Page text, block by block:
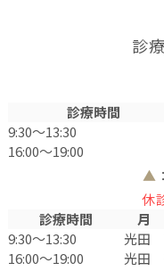
診
診療時間
9:30〜13:30
16:00〜19:00
▲
休
診療時間
月
9:30〜13:30
光田
16:00〜19:00
光田